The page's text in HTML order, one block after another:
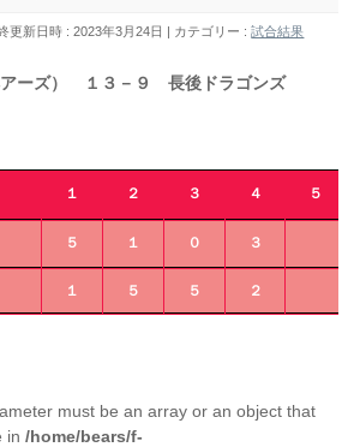
更新日時 : 2023年3月24日 カテゴリー :試合結果
アーズ） １３－９ 長後ドラゴンズ
１ ２ ３ ４ ５
５ １ ０ ３
１ ５ ５ ２
must be an array or an object that
in/home/bears/f-